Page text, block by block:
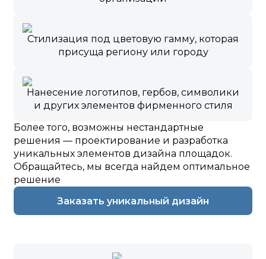
Стилизация под цветовую гамму, которая
присуща региону или городу
Нанесение логотипов, гербов, символики
и других элементов фирменного стиля
Более того, возможны нестандартные
решения — проектирование и разработка
уникальных элементов дизайна площадок.
Обращайтесь, мы всегда найдем оптимальное
решение
Заказать уникальный дизайн